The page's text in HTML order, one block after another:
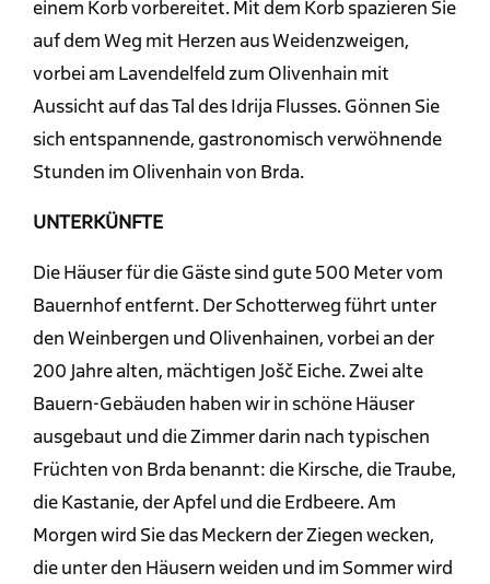
einem Korb vorbereitet. Mit dem Korb spazieren Sie
auf dem Weg mit Herzen aus Weidenzweigen,
vorbei am Lavendelfeld zum Olivenhain mit
Aussicht auf das Tal des Idrija Flusses. Gönnen Sie
sich entspannende, gastronomisch verwöhnende
Stunden im Olivenhain von Brda.
UNTERKÜNFTE
Die Häuser für die Gäste sind gute 500 Meter vom
Bauernhof entfernt. Der Schotterweg führt unter
den Weinbergen und Olivenhainen, vorbei an der
200 Jahre alten, mächtigen Jošč Eiche. Zwei alte
Bauern-Gebäuden haben wir in schöne Häuser
ausgebaut und die Zimmer darin nach typischen
Früchten von Brda benannt: die Kirsche, die Traube,
die Kastanie, der Apfel und die Erdbeere. Am
Morgen wird Sie das Meckern der Ziegen wecken,
die unter den Häusern weiden und im Sommer wird